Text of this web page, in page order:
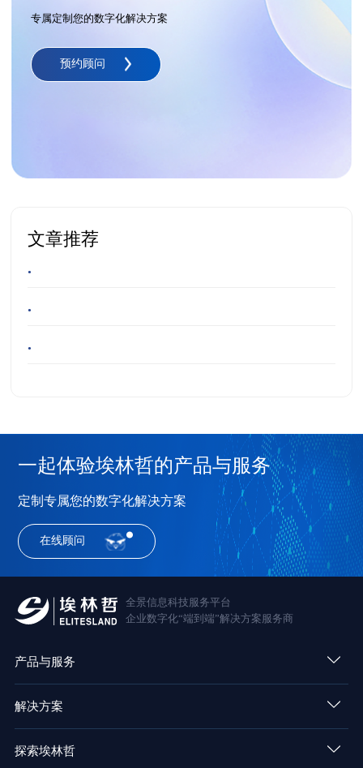
专属定制您的数字化解决方案
预约顾问
文章推荐
•
•
•
一起体验埃林哲的产品与服务
定制专属您的数字化解决方案
在线顾问
全景信息科技服务平台
企业数字化“端到端”解决方案服务商
产品与服务
解决方案
探索埃林哲